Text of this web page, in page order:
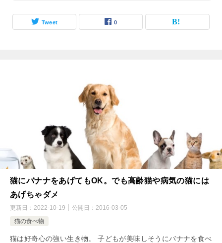
Tweet 0
猫にバナナをあげてもOK。でも高齢猫や病気の猫には
あげちゃダメ
更新日： 2022-10-19 公開日： 2016-03-05
猫の食べ物
猫は好奇心の強い生き物。 子どもが美味しそうにバナナを食べ